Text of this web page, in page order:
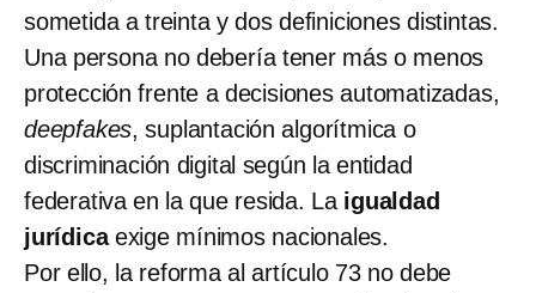
sometida a treinta y dos definiciones distintas.
Una persona no debería tener más o menos
protección frente a decisiones automatizadas,
deepfakes, suplantación algorítmica o
discriminación digital según la entidad
federativa en la que resida. La igualdad
jurídicaexige mínimos nacionales.
Por ello, la reforma al artículo 73 no debe